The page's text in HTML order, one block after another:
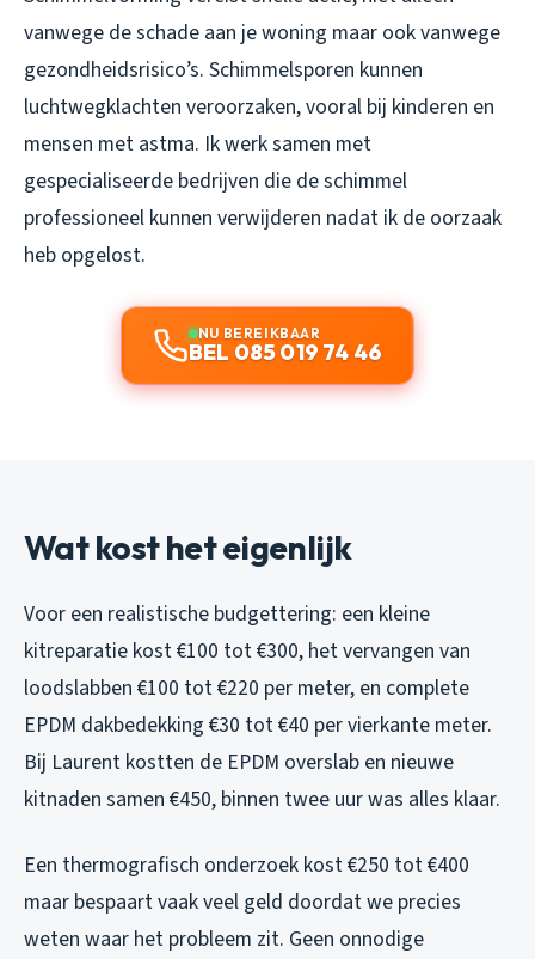
vanwege de schade aan je woning maar ook vanwege
gezondheidsrisico’s. Schimmelsporen kunnen
luchtwegklachten veroorzaken, vooral bij kinderen en
mensen met astma. Ik werk samen met
gespecialiseerde bedrijven die de schimmel
professioneel kunnen verwijderen nadat ik de oorzaak
heb opgelost.
NU BEREIKBAAR
BEL 085 019 74 46
Wat kost het eigenlijk
Voor een realistische budgettering: een kleine
kitreparatie kost €100 tot €300, het vervangen van
loodslabben €100 tot €220 per meter, en complete
EPDM dakbedekking €30 tot €40 per vierkante meter.
Bij Laurent kostten de EPDM overslab en nieuwe
kitnaden samen €450, binnen twee uur was alles klaar.
Een thermografisch onderzoek kost €250 tot €400
maar bespaart vaak veel geld doordat we precies
weten waar het probleem zit. Geen onnodige